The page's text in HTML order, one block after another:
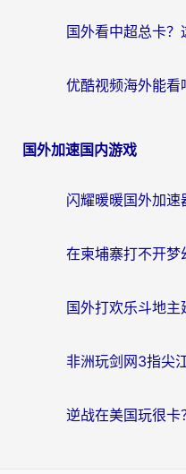
国外加速国内游戏